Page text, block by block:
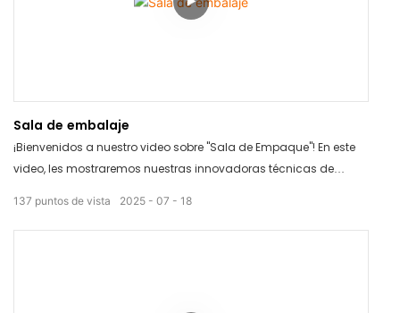
Sala de embalaje
¡Bienvenidos a nuestro video sobre "Sala de Empaque"! En este
video, les mostraremos nuestras innovadoras técnicas de
artículos de manera eficiente y eficaz. Observen cómo nuestra
sala de empaque puede optimizar su proceso de empaque y
2025 07 18
137 puntos de vista